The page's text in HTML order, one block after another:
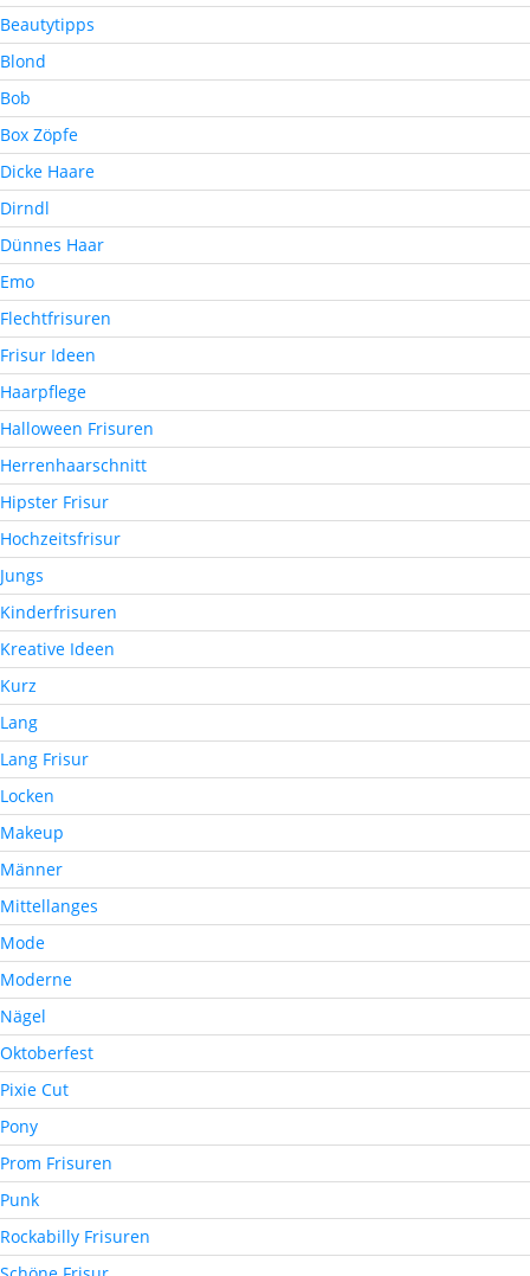
Beautytipps
Blond
Bob
Box Zöpfe
Dicke Haare
Dirndl
Dünnes Haar
Emo
Flechtfrisuren
Frisur Ideen
Haarpflege
Halloween Frisuren
Herrenhaarschnitt
Hipster Frisur
Hochzeitsfrisur
Jungs
Kinderfrisuren
Kreative Ideen
Kurz
Lang
Lang Frisur
Locken
Makeup
Männer
Mittellanges
Mode
Moderne
Nägel
Oktoberfest
Pixie Cut
Pony
Prom Frisuren
Punk
Rockabilly Frisuren